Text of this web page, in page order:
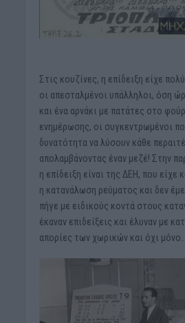
Στις κουζίνες, η επίδειξη είχε
οι απεσταλμένοι υπάλληλοι, όση
και ένα αρνάκι με πατάτες στο
ενημέρωσης, οι συγκεντρωμένοι
δυνατότητα να λύσουν κάθε
απολαμβάνοντας έναν μεζέ! Στην
η επίδειξη είναι της ΔΕΗ, που είχε
η κατανάλωση ρεύματος και δεν
πήγε με ειδικούς κοντά στους
έκαναν επιδείξεις και έλυναν με
απορίες των χωρικών και όχι μόνο….